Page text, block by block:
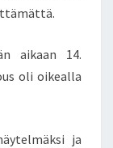
aikaan 14.
oli oikealla
ja